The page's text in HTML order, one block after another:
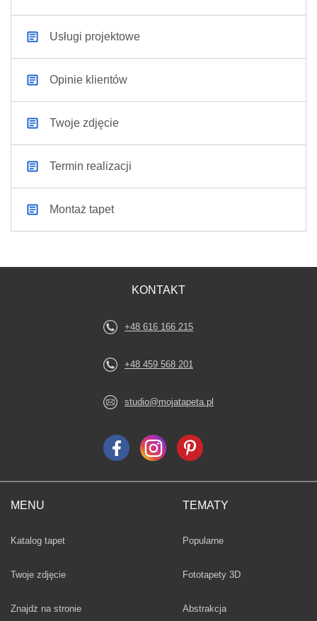
Usługi projektowe
Opinie klientów
Twoje zdjęcie
Termin realizacji
Montaż tapet
MENU
Katalog tapet
Twoje zdjęcie
Znajdż na stronie
TEMATY
Fototapety
Popularne
Fototapety 3D
Fototapety
Abstrakcja
KONTAKT
+48 616 166 215
+48 459 568 201
studio@mojatapeta.pl